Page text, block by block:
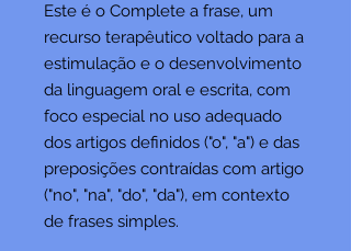
Este é o Complete a frase, um
recurso terapêutico voltado para a
estimulação e o desenvolvimento
da linguagem oral e escrita, com
foco especial no uso adequado
dos artigos definidos ("o", "a") e das
preposições contraídas com artigo
("no", "na", "do", "da"), em contexto
de frases simples.